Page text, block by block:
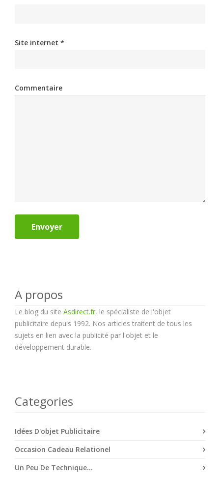
Site internet *
Commentaire
Envoyer
A propos
Le blog du site Asdirect.fr, le spécialiste de l'objet
publicitaire depuis 1992. Nos articles traitent de tous les
sujets en lien avec la publicité par l'objet et le
développement durable.
Categories
Idées D'objet Publicitaire
Occasion Cadeau Relationel
Un Peu De Technique...